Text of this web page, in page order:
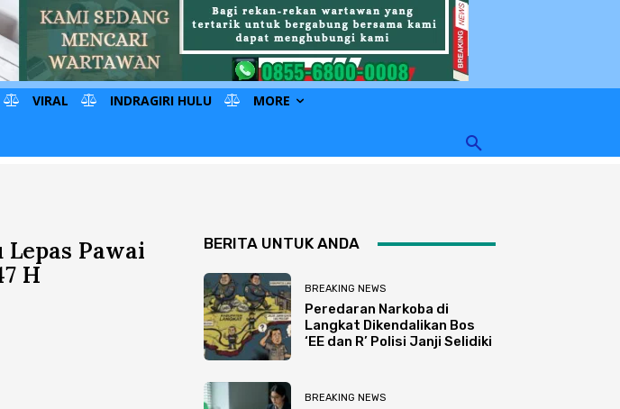
VIRAL INDRAGIRI HULU MORE
Pawai
H
BERITA UNTUK ANDA
BREAKING NEWS
Peredaran Narkoba di
Langkat Dikendalikan Bos
‘EE dan R’ Polisi Janji Selidiki
BREAKING NEWS